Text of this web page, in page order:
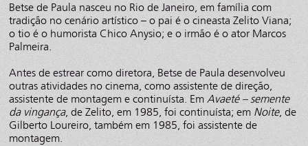
Betse de Paula nasceu no Rio de Janeiro, em família com
tradição no cenário artístico – o pai é o cineasta Zelito Viana;
o tio é o humorista Chico Anysio; e o irmão é o ator Marcos
Palmeira.
Antes de estrear como diretora, Betse de Paula desenvolveu
outras atividades no cinema, como assistente de direção,
assistente de montagem e continuísta. EmAvaeté – semente
da vingança, de Zelito, em 1985, foi continuísta; em Noite, de
Gilberto Loureiro, também em 1985, foi assistente de
montagem.